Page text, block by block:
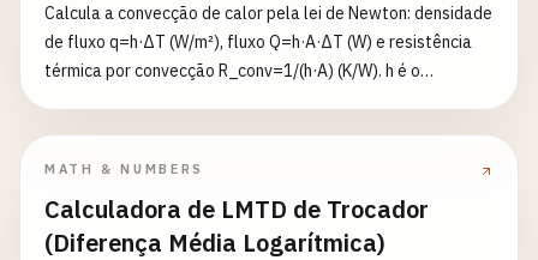
Calcula a convecção de calor pela lei de Newton: densidade
de fluxo q=h·ΔT (W/m²), fluxo Q=h·A·ΔT (W) e resistência
térmica por convecção R_conv=1/(h·A) (K/W). h é o
h e A devem ser positivos. Área em m²/cm².
MATH & NUMBERS
Calculadora de LMTD de Trocador
(Diferença Média Logarítmica)